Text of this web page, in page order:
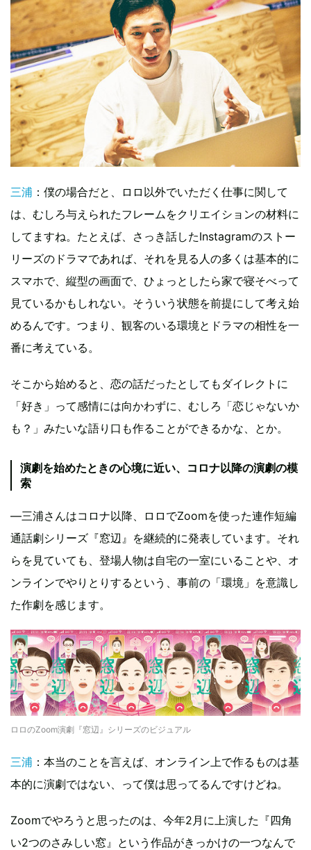
三浦 ：僕の場合だと、ロロ以外でいただく仕事に関して
は、むしろ与えられたフレームをクリエイションの材料に
してますね。たとえば、さっき話したInstagramのストー
リーズのドラマであれば、それを見る人の多くは基本的に
スマホで、縦型の画面で、ひょっとしたら家で寝そべって
見ているかもしれない。そういう状態を前提にして考え始
めるんです。つまり、観客のいる環境とドラマの相性を一
番に考えている。
そこから始めると、恋の話だったとしてもダイレクトに
「好き」って感情には向かわずに、むしろ「恋じゃないか
も？」みたいな語り口も作ることができるかな、とか。
演劇を始めたときの心境に近い、コロナ以降の演劇の模
索
―三浦さんはコロナ以降、ロロでZoomを使った連作短編
通話劇シリーズ『窓辺』を継続的に発表しています。それ
らを見ていても、登場人物は自宅の一室にいることや、オ
ンラインでやりとりするという、事前の「環境」を意識し
た作劇を感じます。
ロロのZoom演劇『窓辺』シリーズのビジュアル
三浦 ：本当のことを言えば、オンライン上で作るものは基
本的に演劇ではない、って僕は思ってるんですけどね。
Zoomでやろうと思ったのは、今年2月に上演した『四角
い2つのさみしい窓』という作品がきっかけの一つなんで